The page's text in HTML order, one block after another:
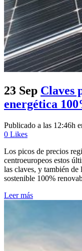
23 Sep Claves
energética
Publicado a las 12:46h
0 Likes
Los picos de precios
centroeuropeos estos
las claves, y también de
sostenible 100%
Leer más